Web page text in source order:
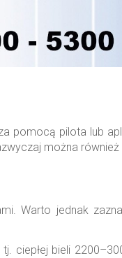
pomocą pilota lub
można
Warto jednak
bieli